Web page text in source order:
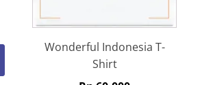
Wonderful Indonesia T-
Shirt